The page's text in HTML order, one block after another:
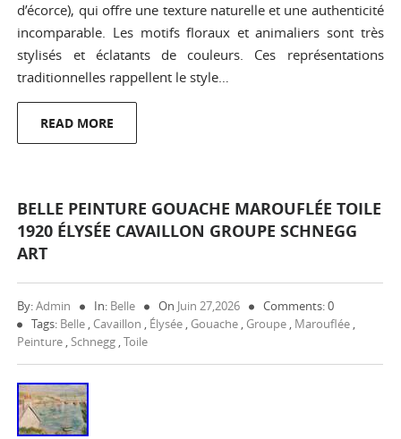
d’écorce), qui offre une texture naturelle et une authenticité
incomparable. Les motifs floraux et animaliers sont très
stylisés et éclatants de couleurs. Ces représentations
traditionnelles rappellent le style…
READ MORE
BELLE PEINTURE GOUACHE MAROUFLÉE TOILE
1920 ÉLYSÉE CAVAILLON GROUPE SCHNEGG
ART
By:Admin In: Belle On Juin 27,2026
Comments: 0
Tags: Belle , Cavaillon , Élysée , Gouache , Groupe , Marouflée ,
Peinture ,Schnegg ,Toile